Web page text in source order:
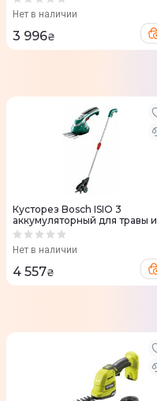
Нет в наличии
3 996₴
Кусторез Bosch ISIO 3
аккумуляторный для травы и
кустов со штангой
Нет в наличии
4 557₴